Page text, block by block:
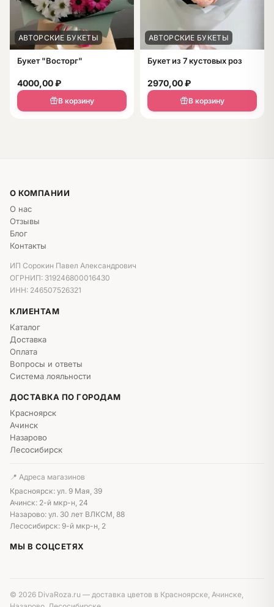
АВТОРСКИЕ БУКЕТЫ
Букет "Восторг"
4000,00₽
В корзину
АВТОРСКИЕ БУКЕТЫ
Букет из 7 кустовых роз
2970,00₽
В корзину
О КОМПАНИИ
О нас
Отзывы
Блог
Контакты
ИП Сорокин Павел Александрович
ОГРНИП: 319246800016430
ИНН: 246507526321
КЛИЕНТАМ
Каталог
Доставка
Оплата
Вопросы и ответы
Система лояльности
ДОСТАВКА ПО ГОРОДАМ
Красноярск
Ачинск
Назарово
Лесосибирск
📍 Адреса магазинов
Красноярск: ул. 9 Мая, 39
Ачинск: 2-й мкр-н, 24
Назарово: ул. 30 лет ВЛКСМ, 88
Лесосибирск: 9-й мкр-н, 2
МЫ В СОЦСЕТЯХ
© 2026 DivaRoza.ru — доставка цветов в Красноярске, Ачинске,